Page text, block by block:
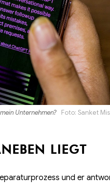
Unternehmen? Foto: Sanket
LIEGT
und er